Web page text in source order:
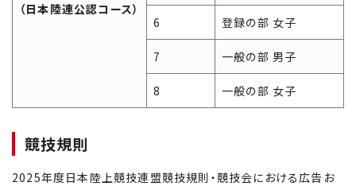
（日本陸連公認コース）
6 登録の部 女子
7 一般の部 男子
8 一般の部 女子
競技規則
2025年度日本陸上競技連盟競技規則・競技会における広告お